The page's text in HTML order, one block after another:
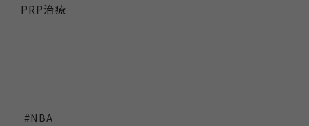
PRP治療
NBA